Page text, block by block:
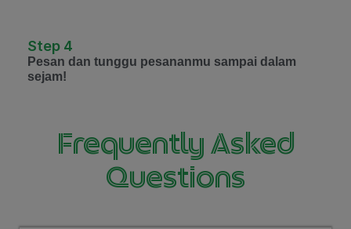
Step 4
Pesan dan tunggu pesananmu sampai dalam
sejam!
Frequently Asked
Questions